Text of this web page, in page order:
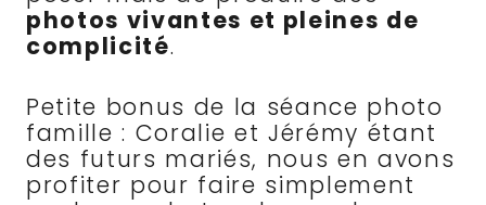
photos vivantes et pleines de
complicité.
Petite bonus de la séance photo
famille : Coralie et Jérémy étant
des futurs mariés, nous en avons
profiter pour faire simplement